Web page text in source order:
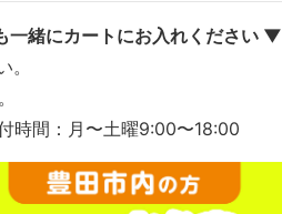
一緒にカートにお入れください ▼
間：月〜土曜9:00〜18:00